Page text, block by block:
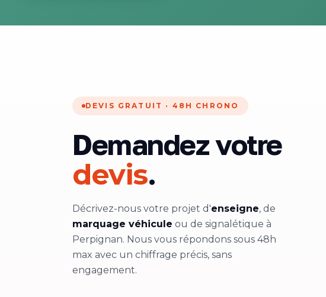
DEVIS GRATUIT · 48H CHRONO
Demandez votre
devis.
Décrivez-nous votre projet d'enseigne, de
marquage véhicule ou de signalétique à
Perpignan. Nous vous répondons sous 48h
max avec un chiffrage précis, sans
engagement.